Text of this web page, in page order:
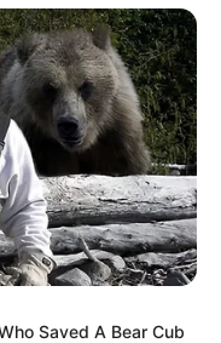
Saved A Bear Cub